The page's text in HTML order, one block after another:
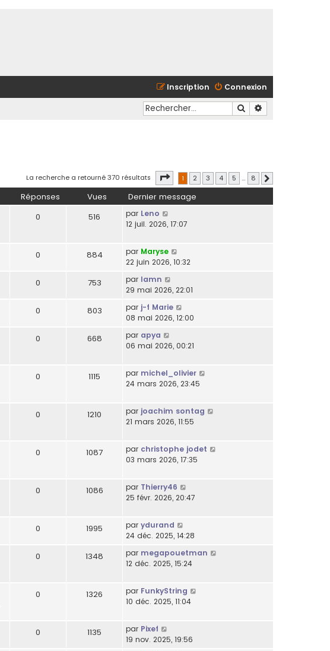
Connexion
Inscription
Rechercher
La recherche a retourné 370 résultats Page sur 8
1 2 3 4 5 … 8
Réponses Vues Dernier message
0 516 par Leno
12 juil. 2026, 17:07
0 884 par Maryse
22 juin 2026, 10:32
0 753 par lamn
29 mai 2026, 22:01
0 803 par j-f Marie
08 mai 2026, 12:00
0 668 par apya
06 mai 2026, 00:21
0 1115 par michel_olivier
24 mars 2026, 23:45
0 1210 par joachim sontag
21 mars 2026, 11:55
0 1087 par christophe jodet
03 mars 2026, 17:35
0 1086 par Thierry46
25 févr. 2026, 20:47
0 1995 par ydurand
24 déc. 2025, 14:28
0 1348 par megapouetman
12 déc. 2025, 15:24
0 1326 par FunkyString
10 déc. 2025, 11:04
0 1135 par Pixef
19 nov. 2025, 19:56